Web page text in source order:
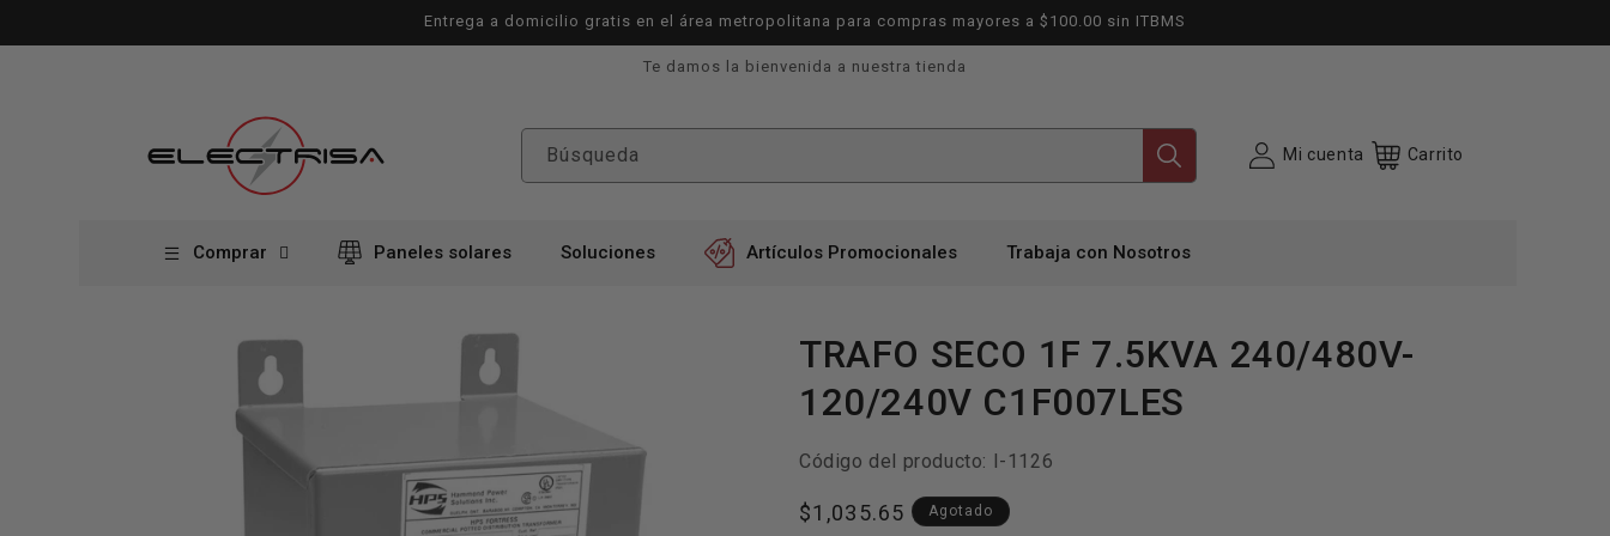
al contenido
Entrega a domicilio gratis en el área metropolitana para compras mayores a $100.00 sin ITBMS
Te damos la bienvenida a nuestra tienda
Búsqueda Mi cuenta Carrito
Comprar Paneles solares Soluciones Artículos Promocionales Trabaja con Nosotros
directamente
información
del producto
TRAFO SECO 1F 7.5KVA 240/480V-
120/240V C1F007LES
Código del producto: SKU:
I-1126
Precio
$1,035.65 Agotado